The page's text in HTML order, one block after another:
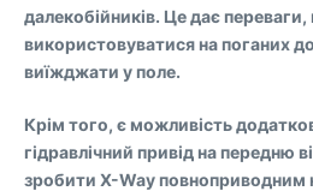
далекобійників. Це дає переваги,
використовуватися на поганих
виїжджати у поле.
Крім того, є можливість
гідравлічний привід на передню
зробити X-Way повноприводним